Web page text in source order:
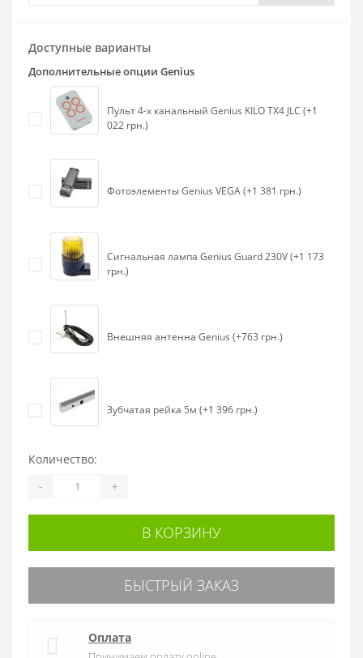
Доступные варианты
Дополнительные опции Genius
Пульт 4-х канальный Genius KILO TX4 JLC (+1
022 грн.)
Фотоэлементы Genius VEGA (+1 381 грн.)
Сигнальная лампа Genius Guard 230V (+1 173
грн.)
Внешняя антенна Genius (+763 грн.)
Зубчатая рейка 5м (+1 396 грн.)
Количество:
- +
В КОРЗИНУ
БЫСТРЫЙ ЗАКАЗ
Оплата